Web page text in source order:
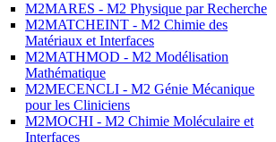
M2MARES - M2 Physique par Recherche
M2MATCHEINT - M2 Chimie des
Matériaux et Interfaces
M2MATHMOD - M2 Modélisation
Mathématique
M2MECENCLI - M2 Génie Mécanique
pour les Cliniciens
M2MOCHI - M2 Chimie Moléculaire et
Interfaces